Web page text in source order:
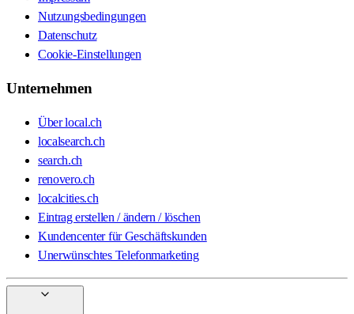
Nutzungsbedingungen
Datenschutz
Cookie-Einstellungen
Unternehmen
Über local.ch
localsearch.ch
search.ch
renovero.ch
localcities.ch
Eintrag erstellen / ändern / löschen
Kundencenter für Geschäftskunden
Unerwünschtes Telefonmarketing